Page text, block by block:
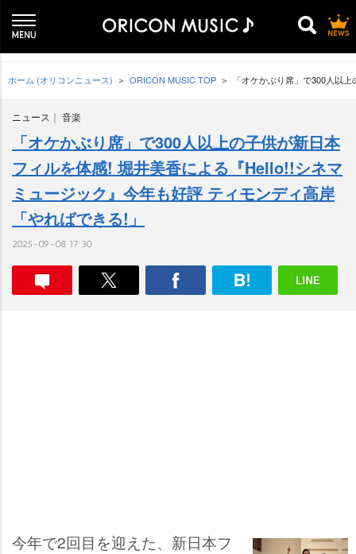
ホーム (オリコンニュース) ORICON MUSIC TOP 「オケかぶり席」で300人以
ニュース 音楽
「オケかぶり席」で300人以上の子供が新日本
フィルを体感! 堀井美香による『Hello!!シネマ
ミュージック』今年も好評 ティモンディ高岸
「やればできる!」
2025-09-08 17:30
今年で2回目を迎えた、新日本フ